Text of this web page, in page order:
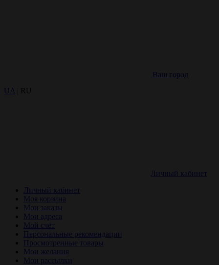
Ваш город
UA
| RU
Личный кабинет
Личный кабинет
Моя корзина
Мои заказы
Мои адреса
Мой счёт
Персональные рекомендации
Просмотренные товары
Мои желания
Мои рассылки